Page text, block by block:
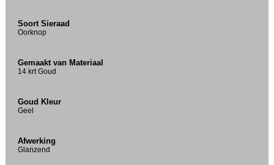
Soort Sieraad
Oorknop
Gemaakt van Materiaal
14 krt Goud
Goud Kleur
Geel
Afwerking
Glanzend